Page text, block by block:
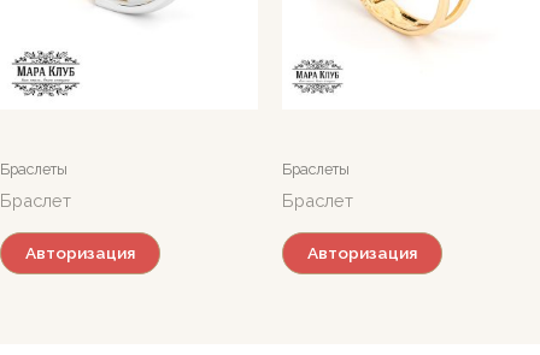
Браслеты
Браслет
Авторизация
Браслеты
Браслет
Авторизация